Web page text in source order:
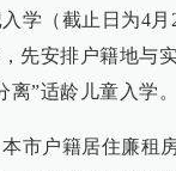
学（截止日为4月
先安排户籍地与
”适龄儿童入学。
市户籍居住廉租